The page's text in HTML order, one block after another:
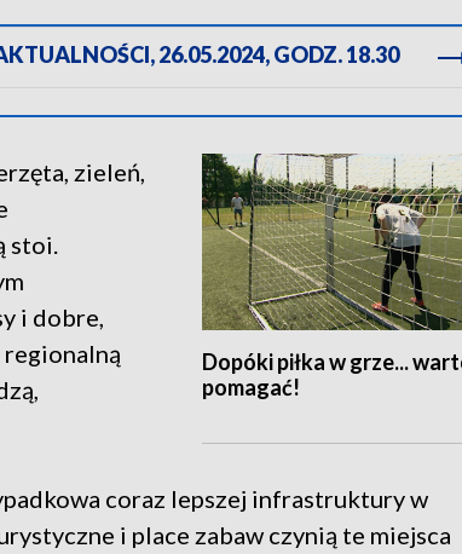
26.05.2024, GODZ. 18.30
Dopóki piłka w grze...
pomagać!
zieleń,
i dobre,
coraz lepszej infrastruktury w
i place zabaw czynią te miejsca